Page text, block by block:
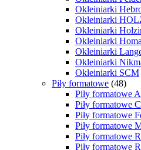
Okleiniarki
Okleiniarki
Okleiniarki
Okleiniarki
Okleiniarki
Okleiniarki
Okleiniarki SCM
Piły formatowe (48)
Piły formatowe
Piły formatowe
Piły formatowe
Piły formatowe
Piły formatowe
Piły formatowe